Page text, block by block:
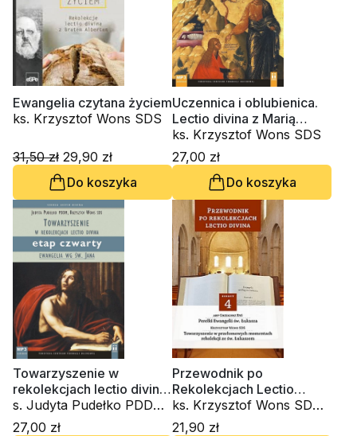
Ewangelia czytana życiem
ks. Krzysztof Wons SDS
31,50 zł 29,90 zł
Do koszyka
Uczennica i oblubienica.
Lectio divina z Marią
Magdaleną (CD-
audiobook)
ks. Krzysztof Wons SDS
27,00 zł
Do koszyka
Towarzyszenie w
rekolekcjach lectio divina.
Ewangelia wg św. Jana.
Etap czwarty (CD)
s. Judyta Pudełko PDDM,
ks. Krzysztof Wons SDS
27,00 zł
Przewodnik po
Rekolekcjach Lectio
Divina. Zeszyt 4
ks. Krzysztof Wons SDS,
21,90 zł